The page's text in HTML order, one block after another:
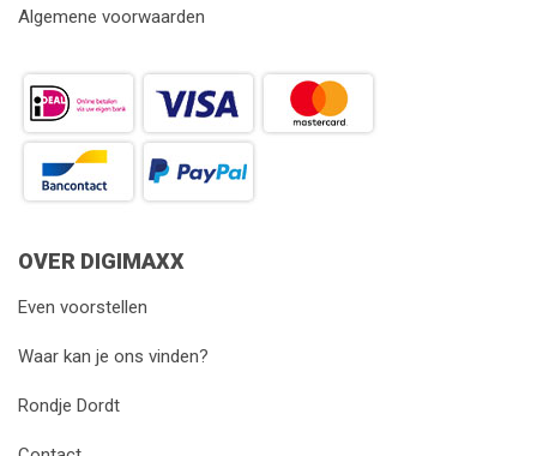
Algemene voorwaarden
OVER DIGIMAXX
Even voorstellen
Waar kan je ons vinden?
Rondje Dordt